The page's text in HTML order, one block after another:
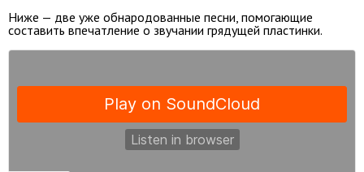
Ниже — две уже обнародованные песни, помогающие
составить впечатление о звучании грядущей пластинки.